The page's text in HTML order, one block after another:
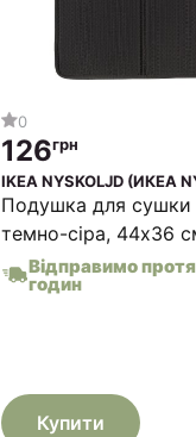
0
126грн
IKEA NYSKOLJD (ИКЕА
Подушка для сушки
темно-сіра, 44x36
Відправимо
годин
Купити